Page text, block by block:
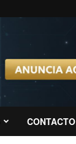
CONTACTO